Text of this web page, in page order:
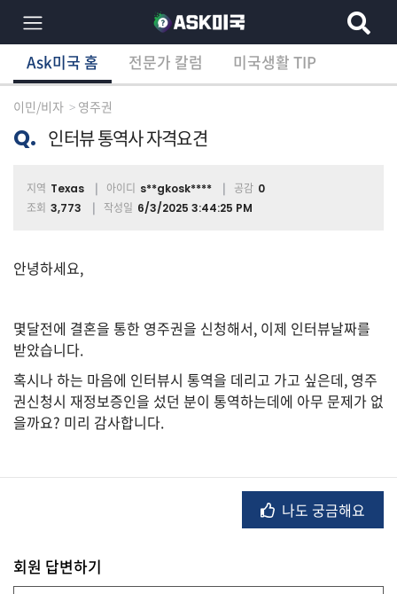
×
분
별
상
담
체
이
민/
비
자
률
택/
부
Ask미국 홈 전문가 칼럼 미국생활 TIP
Ask미국 홈 전문가 칼럼 미국생활 TIP
이민/비자 영주권
Q. 인터뷰 통역사 자격요견
지역 Texas 아이디 s**gkosk**** 공감 0
조회 3,773 작성일 6/3/2025 3:44:25 PM
안녕하세요,
몇달전에 결혼을 통한 영주권을 신청해서, 이제 인터뷰날짜를
받았습니다.
혹시나 하는 마음에 인터뷰시 통역을 데리고 가고 싶은데, 영주
권신청시 재정보증인을 섰던 분이 통역하는데에 아무 문제가 없
을까요? 미리 감사합니다.
나도 궁금해요
회원 답변하기